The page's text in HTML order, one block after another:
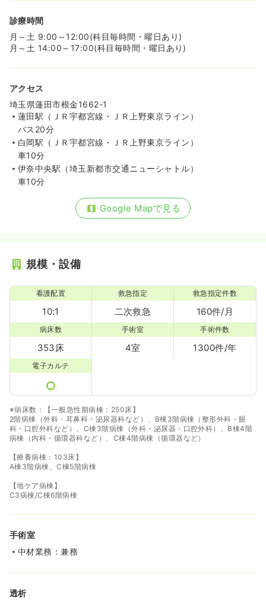
オンコールあり
時給1,800円以上可
気になる 詳細を見る
透析正・准看護師
日勤のみ（常勤）
給与 25.6万円〜/月 賞与2回
※経験6年の例
時間
8:45～17:45
4週8休以上
気になる 詳細を見る
日勤のみ（常勤）
25.6万円〜 賞与2回
8:45～17:45
4週8休以上
担当業務未経験可 ブランク可
新卒可
第二新卒可
月給27万円以上可
気になる
診療時間
月～土 9:00～12:00(科目毎時間・曜日あり)
月～土 14:00～17:00(科目毎時間・曜日あり)
アクセス
埼玉県蓮田市根金1662-1
蓮田駅（ＪＲ宇都宮線・ＪＲ上野東京ライン）
バス20分
白岡駅（ＪＲ宇都宮線・ＪＲ上野東京ライン）
車10分
伊奈中央駅（埼玉新都市交通ニューシャトル）
車10分
Google Mapで見る
規模・設備
看護配置
10:1
救急指定
二次救急
救急指定件数
160件/月
病床数
353床
手術室
4室
手術件数
1300件/年
電子カルテ
※病床数：【一般急性期病棟：250床】
2階病棟（外科・耳鼻科・泌尿器科など）、B棟3階病棟（整形外科・眼
科・口腔外科など）、C棟3階病棟（外科・泌尿器・口腔外科）、B棟4階
病棟（内科・循環器科など）、C棟4階病棟（循環器など）
【療養病棟：103床】
A棟3階病棟、C棟5階病棟
【地ケア病棟】
C3病棟/C棟6階病棟
手術室
中材業務：兼務
透析